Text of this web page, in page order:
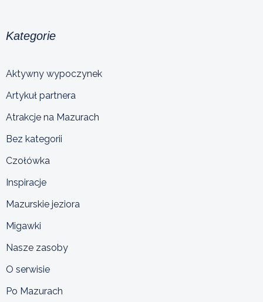
Kategorie
Aktywny wypoczynek
Artykuł partnera
Atrakcje na Mazurach
Bez kategorii
Czołówka
Inspiracje
Mazurskie jeziora
Migawki
Nasze zasoby
O serwisie
Po Mazurach